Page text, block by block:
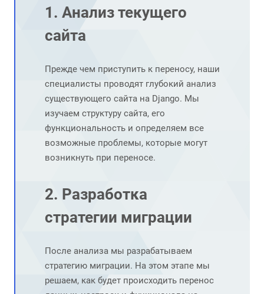
1. Анализ текущего
сайта
Прежде чем приступить к переносу, наши
специалисты проводят глубокий анализ
существующего сайта на Django. Мы
изучаем структуру сайта, его
функциональность и определяем все
возможные проблемы, которые могут
возникнуть при переносе.
2. Разработка
стратегии миграции
После анализа мы разрабатываем
стратегию миграции. На этом этапе мы
решаем, как будет происходить перенос